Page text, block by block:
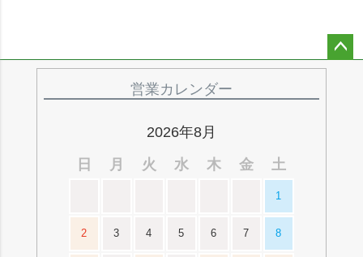
営業カレンダー
2026年8月
日
月 火 水 木 金 土
1
2 3 4 5 6 7 8